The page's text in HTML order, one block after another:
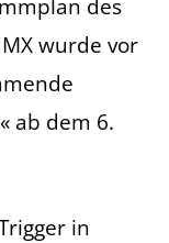
des
wurde vor
ab dem 6.
in